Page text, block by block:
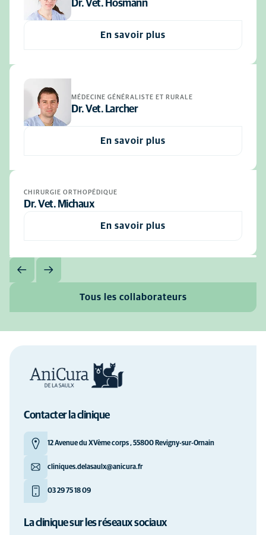
Dr. Vet. Hosmann
En savoir plus
MÉDECINE GÉNÉRALISTE ET RURALE
Dr. Vet. Larcher
En savoir plus
CHIRURGIE ORTHOPÉDIQUE
Dr. Vet. Michaux
En savoir plus
Tous les collaborateurs
Contacter la clinique
12 Avenue du XVème corps , 55800 Revigny-sur-Ornain
cliniques.delasaulx@anicura.fr
03 29 75 18 09
La clinique sur les réseaux sociaux